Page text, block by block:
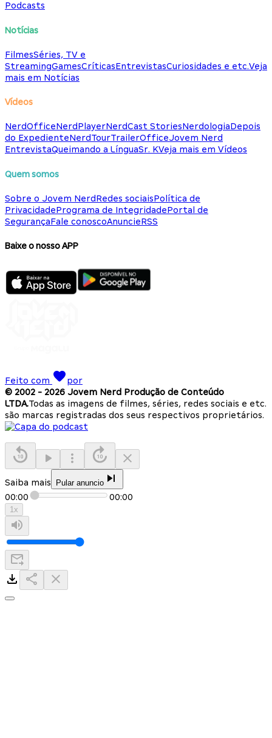
Podcasts
Notícias
FilmesSéries, TV e
StreamingGamesCríticasEntrevistasCuriosidades e etc.Veja
mais em Notícias
Vídeos
NerdOfficeNerdPlayerNerdCast StoriesNerdologiaDepois
do ExpedienteNerdTourTrailerOfficeJovem Nerd
EntrevistaQueimando a LínguaSr. KVeja mais em Vídeos
Quem somos
Sobre o Jovem NerdRedes sociaisPolítica de
PrivacidadePrograma de IntegridadePortal de
SegurançaFale conoscoAnuncieRSS
Baixe o nosso APP
Feito com
por
© 2002 - 2026 Jovem Nerd Produção de Conteúdo
LTDA.Todas as imagens de filmes, séries, redes sociais e etc.
são marcas registradas dos seus respectivos proprietários.
Saiba mais Pular anuncio
00:00 00:00
1x